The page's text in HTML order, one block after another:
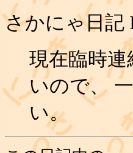
さかにゃ日記
現在臨時
いので、
い。